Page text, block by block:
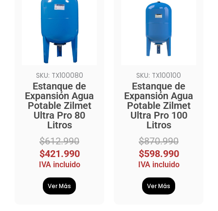
SKU: TX100080
Estanque de
Expansión Agua
Potable Zilmet
Ultra Pro 80
Litros
$612.990
original
$612.990.
$421.990
actual
$421.990.
IVA incluido
Ver Más
SKU: TX100100
Estanque de
Expansión Agua
Potable Zilmet
Ultra Pro 100
Litros
$870.990
original
$870.990.
$598.990
actual
$598.990.
IVA incluido
Ver Más